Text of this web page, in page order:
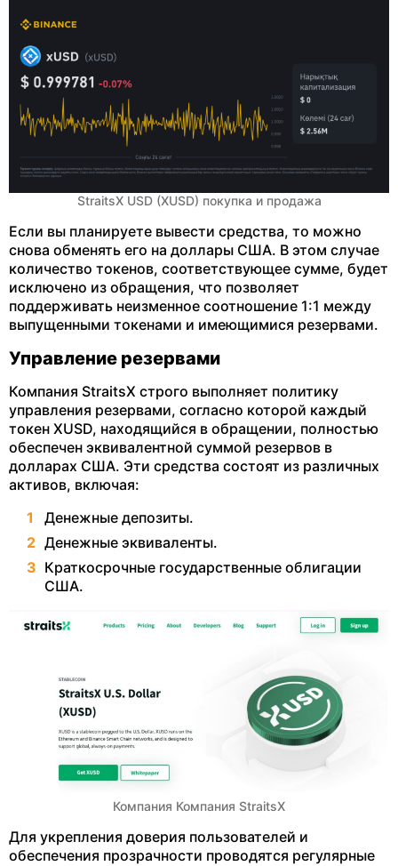
StraitsX USD (XUSD) покупка и продажа
Если вы планируете вывести средства, то можно
снова обменять его на доллары США. В этом случае
количество токенов, соответствующее сумме, будет
исключено из обращения, что позволяет
поддерживать неизменное соотношение 1:1 между
выпущенными токенами и имеющимися резервами.
Управление резервами
Компания StraitsX строго выполняет политику
управления резервами, согласно которой каждый
токен XUSD, находящийся в обращении, полностью
обеспечен эквивалентной суммой резервов в
долларах США. Эти средства состоят из различных
активов, включая:
Денежные депозиты.
Денежные эквиваленты.
Краткосрочные государственные облигации
США.
Компания Компания StraitsX
Для укрепления доверия пользователей и
обеспечения прозрачности проводятся регулярные